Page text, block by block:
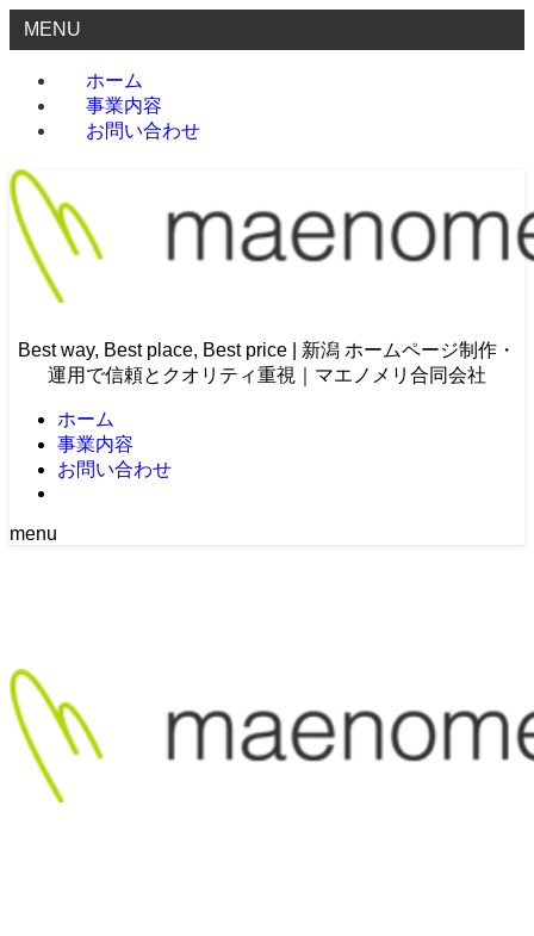
MENU
ホーム
事業内容
お問い合わせ
Best way, Best place, Best price | 新潟 ホームページ制作・
運用で信頼とクオリティ重視｜マエノメリ合同会社
ホーム
事業内容
お問い合わせ
menu